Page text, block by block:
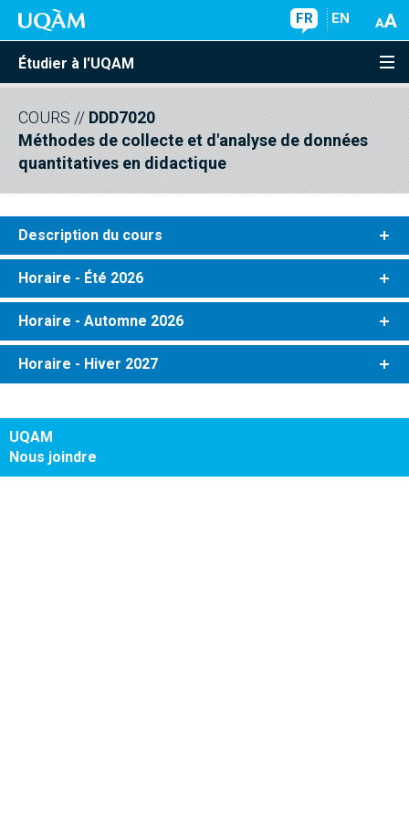
FR EN
Étudier à l'UQAM
COURS // DDD7020
Méthodes de collecte et d'analyse de données
quantitatives en didactique
Description du cours
Horaire - Été 2026
Horaire - Automne 2026
Horaire - Hiver 2027
UQAM
Nous joindre